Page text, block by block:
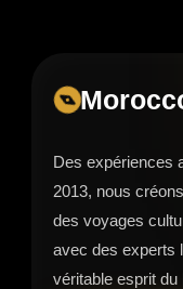
Des expériences
2013, nous
des voyages
avec des experts
véritable esprit du